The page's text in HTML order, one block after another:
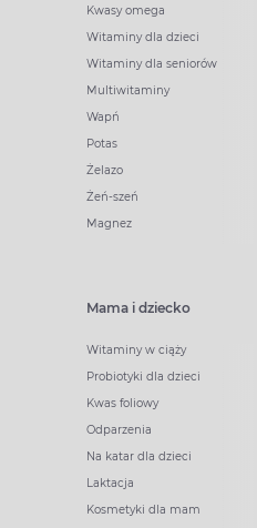
Kwasy omega
Witaminy dla dzieci
Witaminy dla seniorów
Multiwitaminy
Wapń
Potas
Żelazo
Żeń-szeń
Magnez
Mama i dziecko
Witaminy w ciąży
Probiotyki dla dzieci
Kwas foliowy
Odparzenia
Na katar dla dzieci
Laktacja
Kosmetyki dla mam